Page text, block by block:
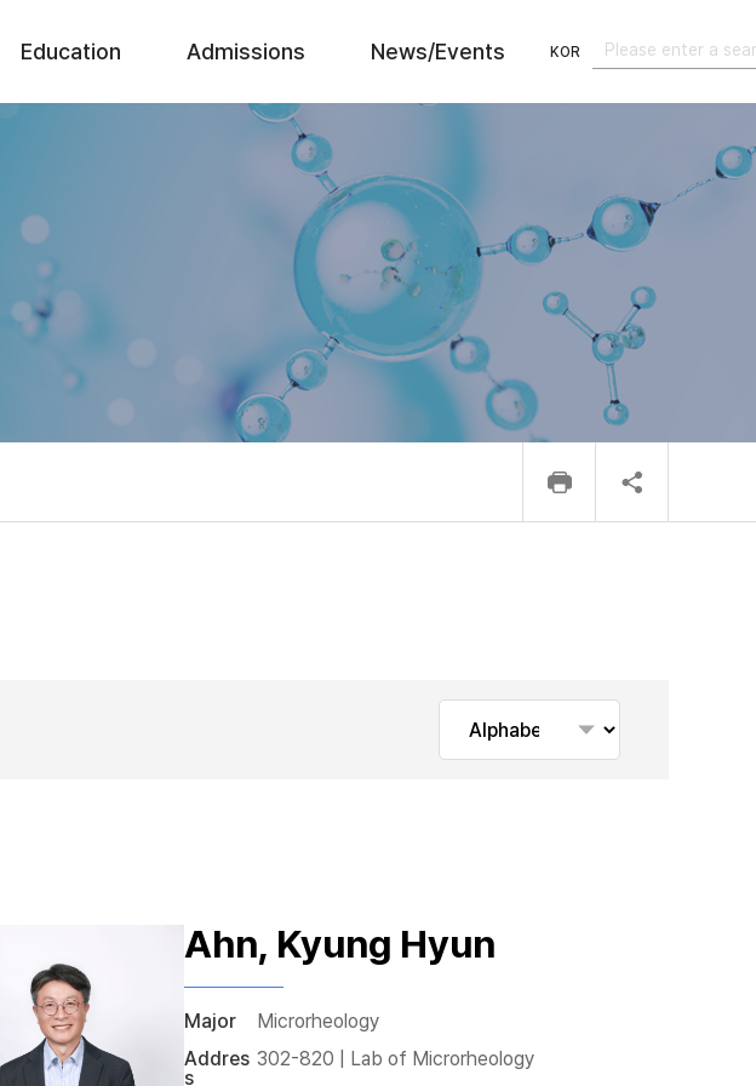
Education Admissions News/Events KOR
Ahn, Kyung Hyun
Major
Microrheology
Addres
s
302-820 | Lab of Microrheology